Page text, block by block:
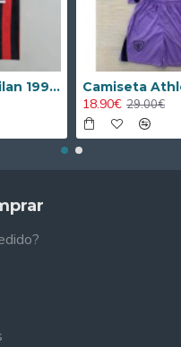
Camiseta AC Milan 1995/1996 Local Retro
18.90€ 29.00€